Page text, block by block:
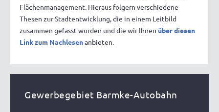
Flächenmanagement. Hieraus folgern verschiedene
Thesen zur Stadtentwicklung, die in einem Leitbild
zusammen gefasst wurden und die wir Ihnen über diesen
Link zum Nachlesenanbieten.
Gewerbegebiet Barmke-Autobahn